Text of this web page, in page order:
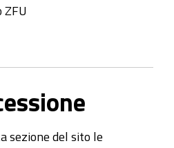
ZFU
sezione del sito le